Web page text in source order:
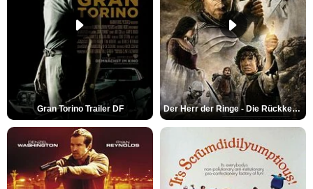
Gran Torino Trailer DF Der Herr der Ringe - Die Rückkehr des Königs Trailer OV